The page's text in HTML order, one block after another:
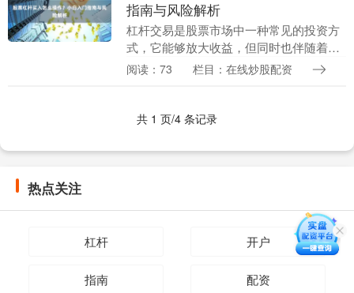
指南与风险解析
杠杆交易是股票市场中一种常见的投资方
式，它能够放大收益，但同时也伴随着较
高的风险。对于刚入门的小白投资者来
阅读：73 栏目：在线炒股配资
共 1 页/4 条记录
热点关注
杠杆 开户
指南 配资